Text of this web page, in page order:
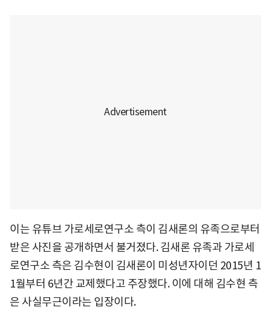
이는 유튜브 가로세로연구소 측이 김새론의 유족으로부터
받은 사진을 공개하면서 불거졌다. 김새론 유족과 가로세
로연구소 측은 김수현이 김새론이 미성년자이던 2015년 1
1월부터 6년간 교제했다고 주장했다. 이에 대해 김수현 측
은 사실무근이라는 입장이다.